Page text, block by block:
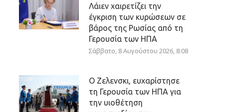
Λάιεν χαιρετίζει την
έγκριση των κυρώσεων σε
βάρος της Ρωσίας από τη
Γερουσία των ΗΠΑ
Σάββατο, 8 Αυγούστου 2026, 8:08
Ο Ζελενσκι, ευχαρίστησε
τη Γερουσία των ΗΠΑ για
την υιοθέτηση